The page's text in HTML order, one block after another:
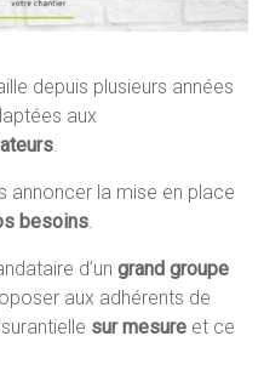
depuis plusieurs années
aux
annoncer la mise en place
besoins
d’ungrand groupe
aux adhérents de
sur mesure et ce